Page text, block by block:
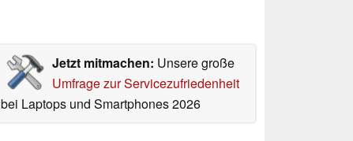
Jetzt mitmachen: Unsere große
Umfrage zur Servicezufriedenheit
bei Laptops und Smartphones 2026